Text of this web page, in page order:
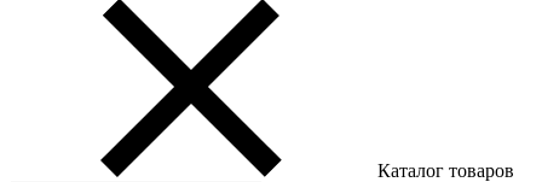
Каталог товаров